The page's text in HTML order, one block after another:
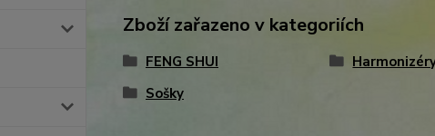
Zboží zařazeno v kategoriích
FENG SHUI
Sošky